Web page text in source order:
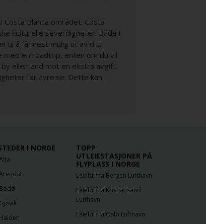
Blanca området. Costa
kulturelle severdigheter. Både i
til å få mest mulig ut av ditt
en roadtrip, enten om du vil
eller land mot en ekstra avgift.
før avreise. Dette kan
I NORGE
TOPP
UTLEIESTASJONER PÅ
FLYPLASS I NORGE
Leiebil fra Bergen Lufthavn
Leiebil fra Kristiansand
Lufthavn
Leiebil fra Oslo Lufthavn